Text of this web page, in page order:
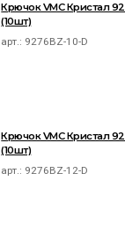
Крючок VMC Кристал
(10шт)
арт.: 9276BZ-10-D
Крючок VMC Кристал
(10шт)
арт.: 9276BZ-12-D